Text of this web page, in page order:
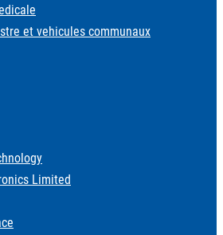
et vehicules communaux
Limited